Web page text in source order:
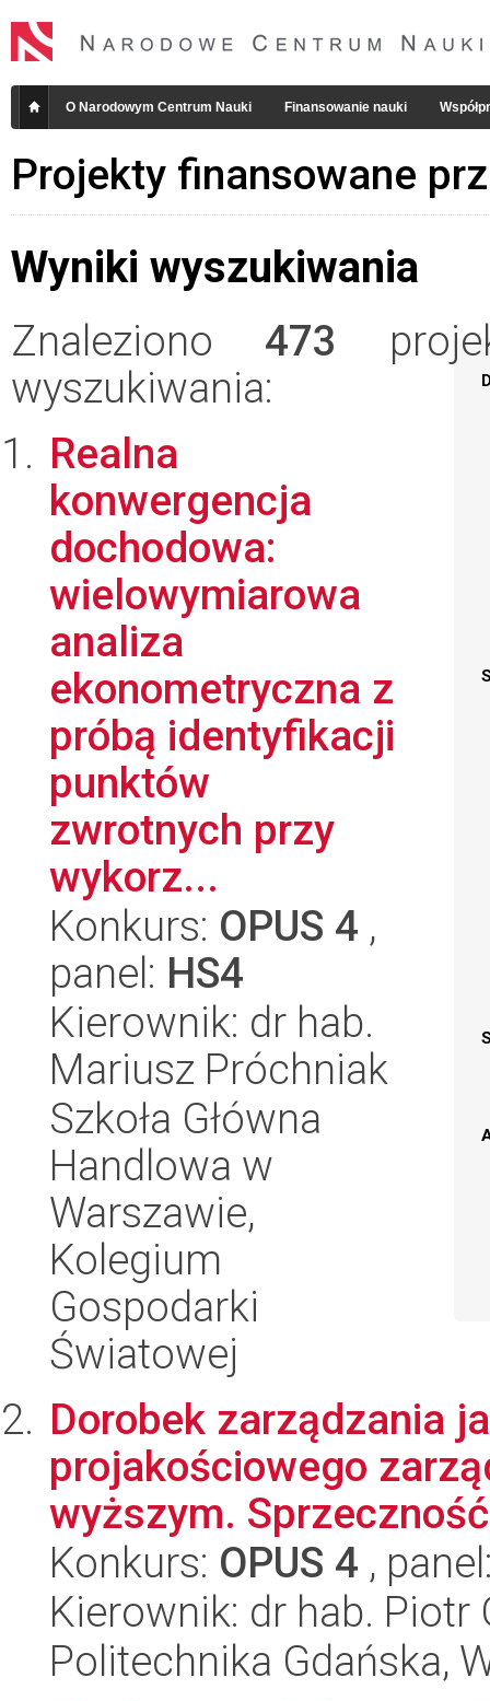
O Narodowym Centrum Nauki Finansowanie nauki
Projekty finansowane
Wyniki wyszukiwania
Znaleziono 473
wyszukiwania:
Realna
konwergencja
dochodowa:
wielowymiarowa
analiza
ekonometryczna z
próbą identyfikacji
punktów
zwrotnych przy
wykorz...
Konkurs: OPUS 4 ,
panel: HS4
Kierownik: dr hab.
Mariusz Próchniak
Szkoła Główna
Handlowa w
Warszawie,
Kolegium
Gospodarki
Światowej
Dorobek zarządzania
projakościowego
wyższym.
Konkurs: OPUS 4 ,
Kierownik: dr hab. Piotr
Politechnika Gdańska,